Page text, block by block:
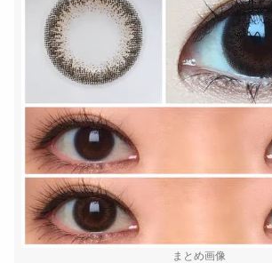
まとめ画像